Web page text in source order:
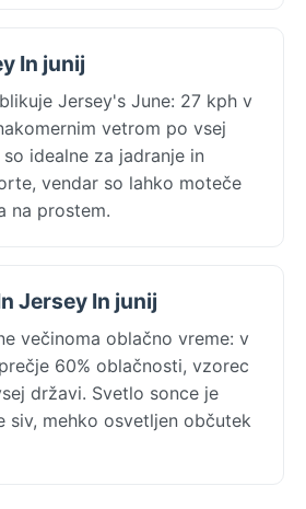
In junij
Jersey's June: 27 kph v
vetrom po vsej
idealne za jadranje in
vendar so lahko moteče
na prostem.
Jersey In junij
večinoma oblačno vreme: v
60% oblačnosti, vzorec
državi. Svetlo sonce je
siv, mehko osvetljen občutek